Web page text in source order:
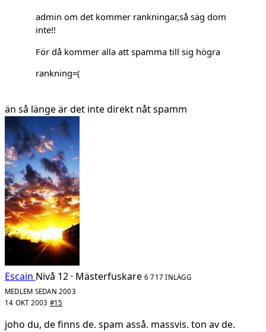
admin om det kommer rankningar,så säg dom
inte!!
För då kommer alla att spamma till sig högra
rankning=(
än så länge är det inte direkt nåt spamm
Escain Nivå 12 · Mästerfuskare 6 717 INLÄGG
MEDLEM SEDAN 2003
14 OKT 2003 #15
joho du, de finns de. spam asså. massvis. ton av de.